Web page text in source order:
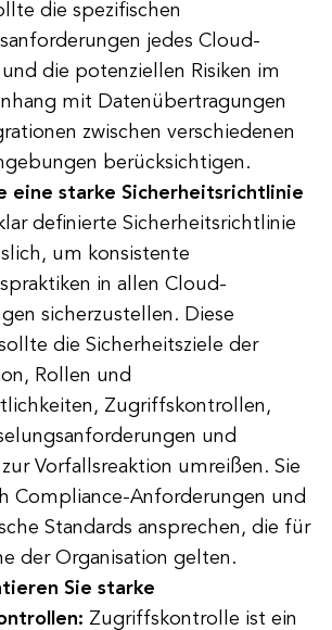
die spezifischen
jedes Cloud-
die potenziellen Risiken im
mit Datenübertragungen
zwischen verschiedenen
berücksichtigen.
eine starke Sicherheitsrichtlinie
definierte Sicherheitsrichtlinie
um konsistente
in allen Cloud-
sicherzustellen. Diese
die Sicherheitsziele der
Rollen und
Zugriffskontrollen,
und
Vorfallsreaktion umreißen. Sie
Compliance-Anforderungen und
Standards ansprechen, die für
der Organisation gelten.
Sie starke
Zugriffskontrolle ist ein